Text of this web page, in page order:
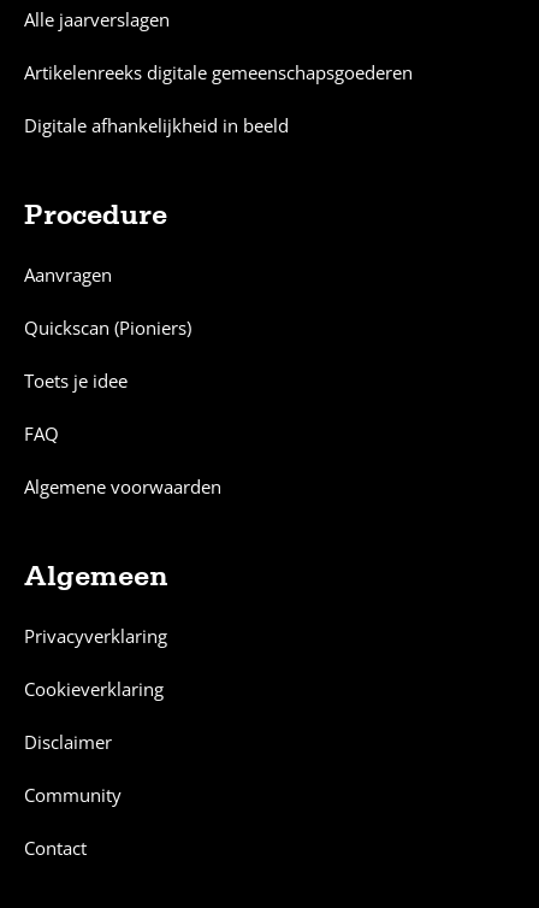
Alle jaarverslagen
Artikelenreeks digitale gemeenschapsgoederen
Digitale afhankelijkheid in beeld
Procedure
Aanvragen
Quickscan (Pioniers)
Toets je idee
FAQ
Algemene voorwaarden
Algemeen
Privacyverklaring
Cookieverklaring
Disclaimer
Community
Contact